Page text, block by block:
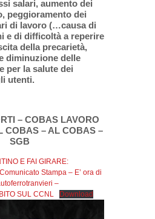
salari, aumento dei
peggioramento dei
di lavoro (…causa di
e di difficoltà a reperire
della precarietà,
diminuzione delle
per la salute dei
utenti.
– COBAS LAVORO
COBAS – AL COBAS –
SGB
E FAI GIRARE:
Stampa – E’ ora di
–
SUL CCNL
Download